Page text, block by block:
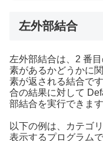
左外部結合
左外部結合は、2 番
素があるかどうかに
素が返される結合で
合の結果に対して
部結合を実行できます
以下の例は、カテゴ
表示するプログラム